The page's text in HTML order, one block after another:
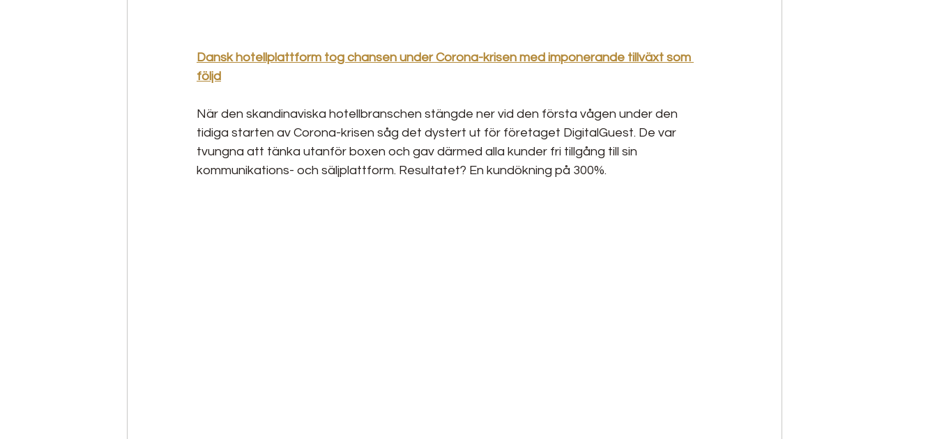
Dansk hotellplattform tog chansen under Corona-krisen med imponerande tillväxt som
följd
När den skandinaviska hotellbranschen stängde ner vid den första vågen under den
tidiga starten av Corona-krisen såg det dystert ut för företaget DigitalGuest. De var
tvungna att tänka utanför boxen och gav därmed alla kunder fri tillgång till sin
kommunikations- och säljplattform. Resultatet? En kundökning på 300%.